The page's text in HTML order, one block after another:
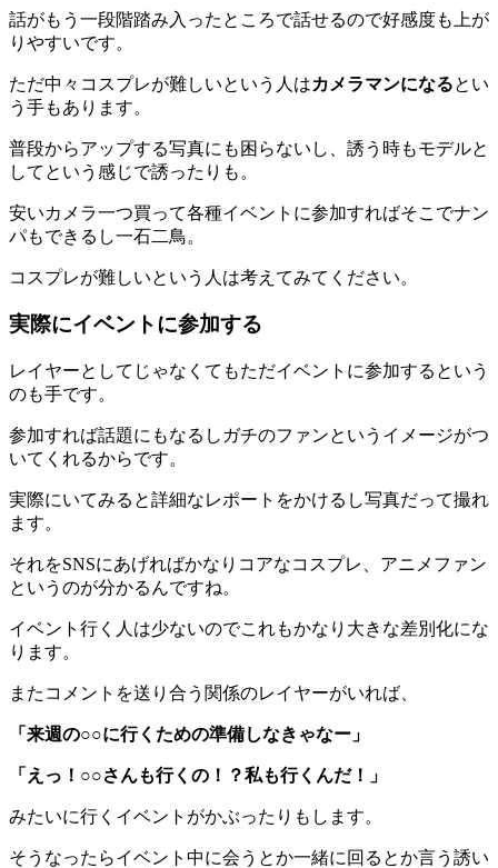
話がもう一段階踏み入ったところで話せるので好感度も上が
りやすいです。
ただ中々コスプレが難しいという人はカメラマンになるとい
う手もあります。
普段からアップする写真にも困らないし、誘う時もモデルと
してという感じで誘ったりも。
安いカメラ一つ買って各種イベントに参加すればそこでナン
パもできるし一石二鳥。
コスプレが難しいという人は考えてみてください。
実際にイベントに参加する
レイヤーとしてじゃなくてもただイベントに参加する という
のも手です。
参加すれば話題にもなるしガチのファンというイメージがつ
いてくれるからです。
実際にいてみると詳細なレポートをかけるし写真だって撮れ
ます。
それをSNSにあげればかなりコアなコスプレ、アニメファン
というのが分かるんですね。
イベント行く人は少ないのでこれもかなり大きな差別化にな
ります。
またコメントを送り合う関係のレイヤーがいれば、
「来週の○○に行くための準備しなきゃなー」
「えっ！○○さんも行くの！？私も行くんだ！」
みたいに行くイベントがかぶったりもします。
そうなったらイベント中に会うとか一緒に回るとか言う誘い